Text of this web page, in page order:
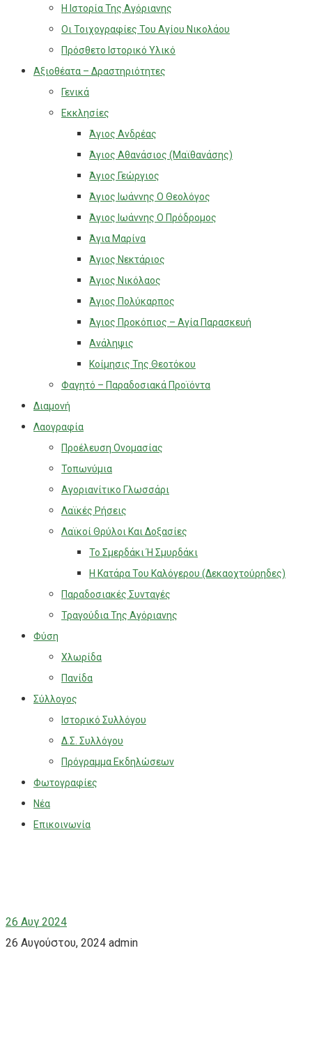
Η Ιστορία Της Αγόριανης
Οι Τοιχογραφίες Του Αγίου Νικολάου
Πρόσθετο Ιστορικό Υλικό
Αξιοθέατα – Δραστηριότητες
Γενικά
Εκκλησίες
Άγιος Ανδρέας
Άγιος Αθανάσιος (Μαϊθανάσης)
Άγιος Γεώργιος
Άγιος Ιωάννης Ο Θεολόγος
Άγιος Ιωάννης Ο Πρόδρομος
Άγια Μαρίνα
Άγιος Νεκτάριος
Άγιος Νικόλαος
Άγιος Πολύκαρπος
Άγιος Προκόπιος – Αγία Παρασκευή
Ανάληψις
Κοίμησις Της Θεοτόκου
Φαγητό – Παραδοσιακά Προϊόντα
Διαμονή
Λαογραφία
Προέλευση Ονομασίας
Τοπωνύμια
Αγοριανίτικο Γλωσσάρι
Λαϊκές Ρήσεις
Λαϊκοί Θρύλοι Και Δοξασίες
Το Σμερδάκι Ή Σμυρδάκι
Η Κατάρα Του Καλόγερου (Δεκαοχτούρηδες)
Παραδοσιακές Συνταγές
Τραγούδια Της Αγόριανης
Φύση
Χλωρίδα
Πανίδα
Σύλλογος
Ιστορικό Συλλόγου
Δ.Σ. Συλλόγου
Πρόγραμμα Εκδηλώσεων
Φωτογραφίες
Νέα
Επικοινωνία
26 Αυγ 2024
26 Αυγούστου, 2024 admin